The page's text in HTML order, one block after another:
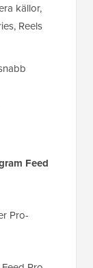
källor,
Reels
Feed
Pro-